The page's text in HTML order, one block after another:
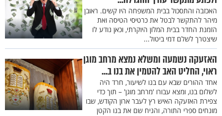
האכזבה והתסכול בבית המשפחה היו קשים. ראובן
מיהר להתקשר לבטל את כרטיסי הטיסה ואת
הזמנת החדר בבית המלון היוקרתי, וכאן נודע לו
שיצטרך לשלם דמי ביטול...
האזעקה נשמעה ומשלא נמצא מרחב מוגן
ראוי, החליט האב להטמין את בנו ב...
אחד ההורים שבא עם בנו לשיעור, חרד היה
לשלום בנו, ומצא עבורו 'מרחב מוגן' – תוך כדי
צפירת האזעקה האיש רץ לעבר ארון הקודש, שבו
מונחים ספרי התורה, והניח שם את בנו הקטן